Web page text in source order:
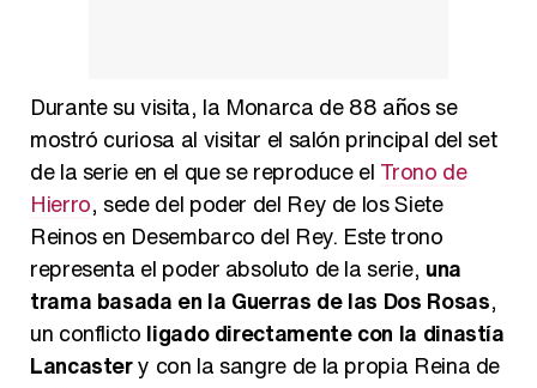
Durante su visita, la Monarca de 88 años se
mostró curiosa al visitar el salón principal del set
de la serie en el que se reproduce el Trono de
Hierro, sede del poder del Rey de los Siete
Reinos en Desembarco del Rey. Este trono
representa el poder absoluto de la serie, una
trama basada en la Guerras de las Dos Rosas,
un conflicto ligado directamente con la dinastía
Lancastery con la sangre de la propia Reina de